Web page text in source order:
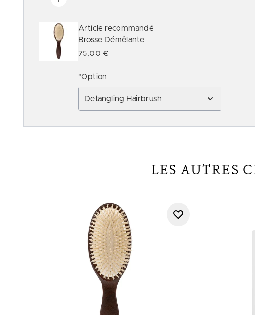
Article recommandé
Brosse Démêlante
75,00 €
*Option
Detangling Hairbrush
LES AUTRES